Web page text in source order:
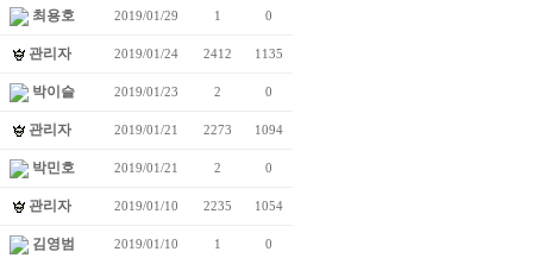
최용호 2019/01/29 1 0
관리자 2019/01/24 2412 1135
박이슬 2019/01/23 2 0
관리자 2019/01/21 2273 1094
박민호 2019/01/21 2 0
관리자 2019/01/10 2235 1054
김영범 2019/01/10 1 0